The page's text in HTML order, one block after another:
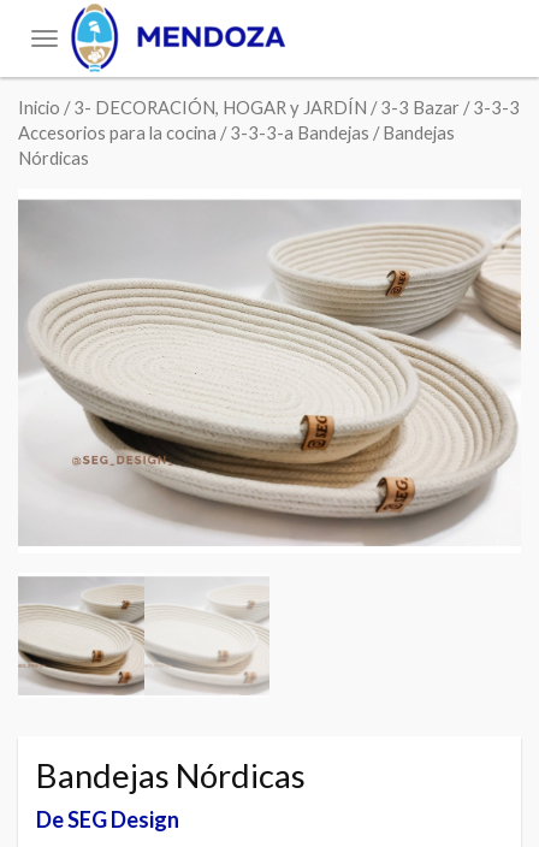
Toggle
navigation
Inicio /3- DECORACIÓN, HOGAR y JARDÍN /3-3 Bazar /3-3-3
Accesorios para la cocina /3-3-3-a Bandejas / Bandejas
Nórdicas
Bandejas Nórdicas
De SEG Design